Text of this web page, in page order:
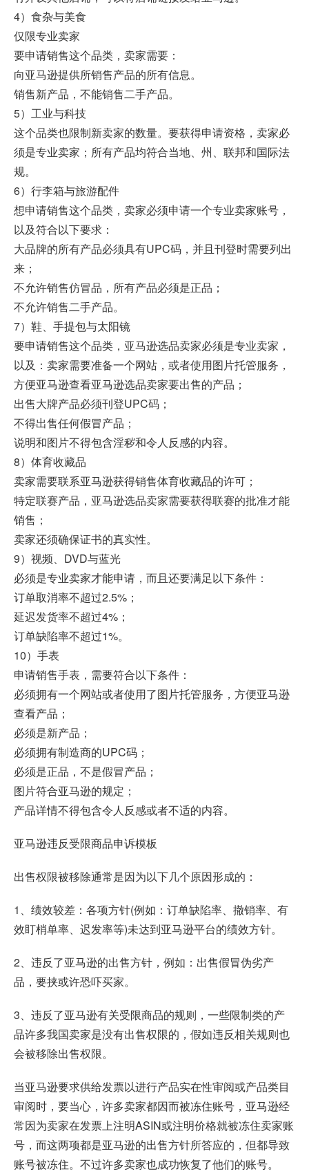
4）食杂与美食
仅限专业卖家
要申请销售这个品类，卖家需要：
向亚马逊提供所销售产品的所有信息。
销售新产品，不能销售二手产品。
5）工业与科技
这个品类也限制新卖家的数量。要获得申请资格，卖家必
须是专业卖家；所有产品均符合当地、州、联邦和国际法
规。
6）行李箱与旅游配件
想申请销售这个品类，卖家必须申请一个专业卖家账号，
以及符合以下要求：
大品牌的所有产品必须具有UPC码，并且刊登时需要列出
来；
不允许销售仿冒品，所有产品必须是正品；
不允许销售二手产品。
7）鞋、手提包与太阳镜
要申请销售这个品类，亚马逊选品卖家必须是专业卖家，
以及：卖家需要准备一个网站，或者使用图片托管服务，
方便亚马逊查看亚马逊选品卖家要出售的产品；
出售大牌产品必须刊登UPC码；
不得出售任何假冒产品；
说明和图片不得包含淫秽和令人反感的内容。
8）体育收藏品
卖家需要联系亚马逊获得销售体育收藏品的许可；
特定联赛产品，亚马逊选品卖家需要获得联赛的批准才能
销售；
卖家还须确保证书的真实性。
9）视频、DVD与蓝光
必须是专业卖家才能申请，而且还要满足以下条件：
订单取消率不超过2.5%；
延迟发货率不超过4%；
订单缺陷率不超过1%。
10）手表
申请销售手表，需要符合以下条件：
必须拥有一个网站或者使用了图片托管服务，方便亚马逊
查看产品；
必须是新产品；
必须拥有制造商的UPC码；
必须是正品，不是假冒产品；
图片符合亚马逊的规定；
产品详情不得包含令人反感或者不适的内容。
亚马逊违反受限商品申诉模板
出售权限被移除通常是因为以下几个原因形成的：
1、绩效较差：各项方针(例如：订单缺陷率、撤销率、有
效盯梢单率、迟发率等)未达到亚马逊平台的绩效方针。
2、违反了亚马逊的出售方针，例如：出售假冒伪劣产
品，要挟或许恐吓买家。
3、违反了亚马逊有关受限商品的规则，一些限制类的产
品许多我国卖家是没有出售权限的，假如违反相关规则也
会被移除出售权限。
当亚马逊要求供给发票以进行产品实在性审阅或产品类目
审阅时，要当心，许多卖家都因而被冻住账号，亚马逊经
常因为卖家在发票上注明ASIN或注明价格就被冻住卖家账
号，而这两项都是亚马逊的出售方针所答应的，但都导致
账号被冻住。不过许多卖家也成功恢复了他们的账号。